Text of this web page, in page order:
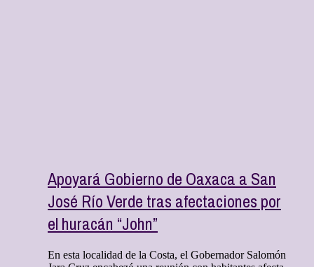
Apoyará Gobierno de Oaxaca a San
José Río Verde tras afectaciones por
el huracán “John”
En esta localidad de la Costa, el Gobernador Salomón